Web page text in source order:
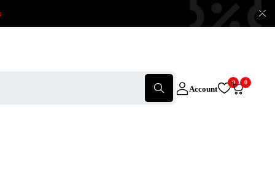
Account
0 0